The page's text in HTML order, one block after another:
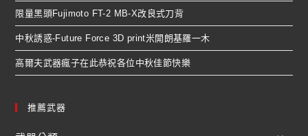
限量黑頭Fujimoto FT-2 MB-X改良式刀背
中秋誘惑-Future Force 3D print米開朗基羅一木
高爾夫武器瘋子在此恭祝各位中秋佳節快樂
推薦武器